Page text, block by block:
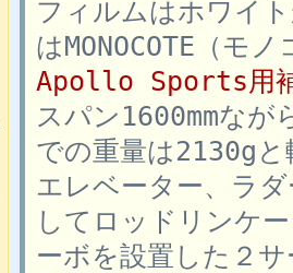
フィルムはホワイ
はMONOCOTE（モ
Apollo Sports用
スパン1600mmな
での重量は2130g
エレベーター、ラ
してロッドリンケ
ーボを設置した２